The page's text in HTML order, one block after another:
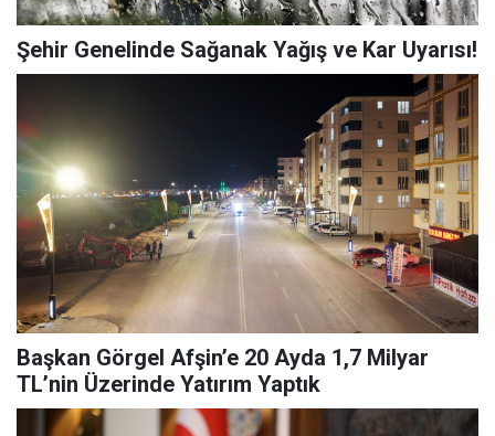
Şehir Genelinde Sağanak Yağış ve Kar Uyarısı!
Başkan Görgel Afşin’e 20 Ayda 1,7 Milyar
TL’nin Üzerinde Yatırım Yaptık